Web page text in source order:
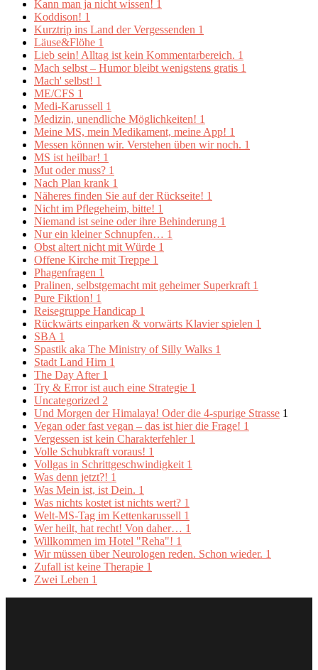
Kann man ja nicht wissen! 1
Koddison! 1
Kurztrip ins Land der Vergessenden 1
Läuse&Flöhe 1
Lieb sein! Alltag ist kein Kommentarbereich. 1
Mach selbst – Humor bleibt wenigstens gratis 1
Mach' selbst! 1
ME/CFS 1
Medi-Karussell 1
Medizin, unendliche Möglichkeiten! 1
Meine MS, mein Medikament, meine App! 1
Messen können wir. Verstehen üben wir noch. 1
MS ist heilbar! 1
Mut oder muss? 1
Nach Plan krank 1
Näheres finden Sie auf der Rückseite! 1
Nicht im Pflegeheim, bitte! 1
Niemand ist seine oder ihre Behinderung 1
Nur ein kleiner Schnupfen… 1
Obst altert nicht mit Würde 1
Offene Kirche mit Treppe 1
Phagenfragen 1
Pralinen, selbstgemacht mit geheimer Superkraft 1
Pure Fiktion! 1
Reisegruppe Handicap 1
Rückwärts einparken & vorwärts Klavier spielen 1
SBA 1
Spastik aka The Ministry of Silly Walks 1
Stadt Land Hirn 1
The Day After 1
Try & Error ist auch eine Strategie 1
Uncategorized 2
Und Morgen der Himalaya! Oder die 4-spurige Strasse 1
Vegan oder fast vegan – das ist hier die Frage! 1
Vergessen ist kein Charakterfehler 1
Volle Schubkraft voraus! 1
Vollgas in Schrittgeschwindigkeit 1
Was denn jetzt?! 1
Was Mein ist, ist Dein. 1
Was nichts kostet ist nichts wert? 1
Welt-MS-Tag im Kettenkarussell 1
Wer heilt, hat recht! Von daher… 1
Willkommen im Hotel "Reha"! 1
Wir müssen über Neurologen reden. Schon wieder. 1
Zufall ist keine Therapie 1
Zwei Leben 1